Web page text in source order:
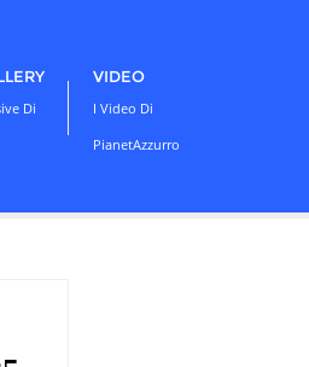
Di
VIDEO
I Video Di
PianetAzzurro